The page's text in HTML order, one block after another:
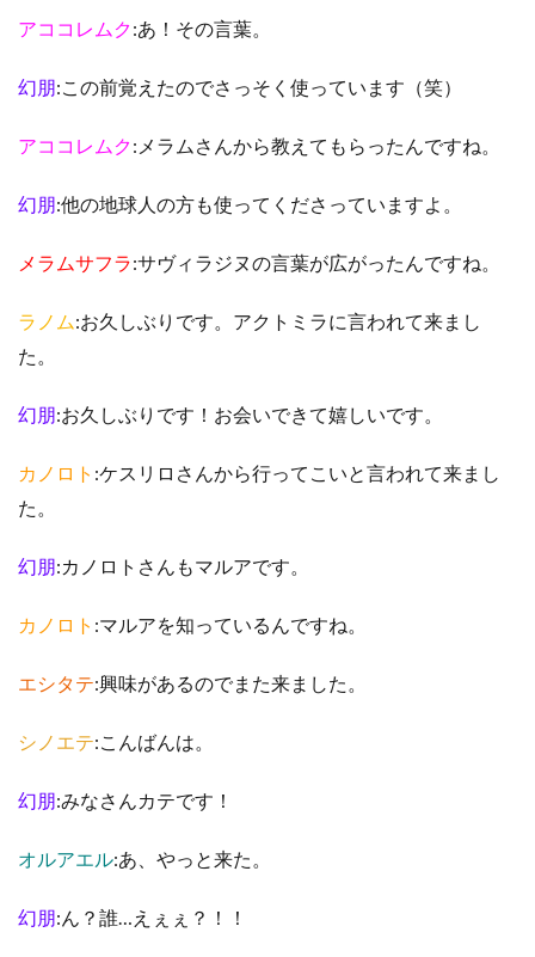
アココレムク:あ！その言葉。
幻朋:この前覚えたのでさっそく使っています（笑）
アココレムク:メラムさんから教えてもらったんですね。
幻朋:他の地球人の方も使ってくださっていますよ。
メラムサフラ:サヴィラジヌの言葉が広がったんですね。
ラノム:お久しぶりです。アクトミラに言われて来まし
た。
幻朋:お久しぶりです！お会いできて嬉しいです。
カノロト :ケスリロさんから行ってこいと言われて来まし
た。
幻朋:カノロトさんもマルアです。
カノロト :マルアを知っているんですね。
エシタテ:興味があるのでまた来ました。
シノエテ:こんばんは。
幻朋:みなさんカテです！
オルアエル:あ、やっと来た。
幻朋:ん？誰…えぇぇ？！！